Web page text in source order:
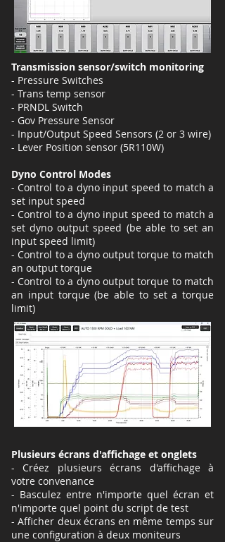
Transmission sensor/switch monitoring
- Pressure Switches
- Trans temp sensor
- PRNDL Switch
- Gov Pressure Sensor
- Input/Output Speed Sensors (2 or 3 wire)
- Lever Position sensor (5R110W)
Dyno Control Modes
- Control to a dyno input speed to match a
set input speed
- Control to a dyno input speed to match a
set dyno output speed (be able to set an
input speed limit)
- Control to a dyno output torque to match
an output torque
- Control to a dyno output torque to match
an input torque (be able to set a torque
limit)
Plusieurs écrans d'affichage et onglets
- Créez plusieurs écrans d'affichage à
votre convenance
- Basculez entre n'importe quel écran et
n'importe quel point du script de test
- Afficher deux écrans en même temps sur
une configuration à deux moniteurs